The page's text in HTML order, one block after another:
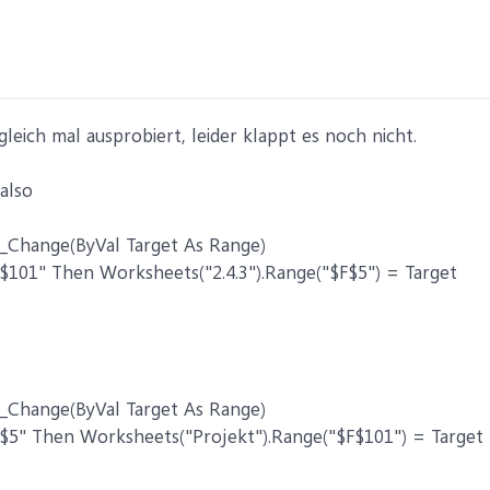
mal ausprobiert, leider klappt es noch nicht.
Target As Range)
Then Worksheets("2.4.3").Range("$F$5") = Target
Target As Range)
Then Worksheets("Projekt").Range("$F$101") = Target